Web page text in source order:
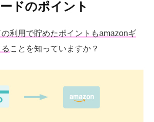
ドのポイント
利用で貯めたポイントもamazonギ
ことを知っていますか？